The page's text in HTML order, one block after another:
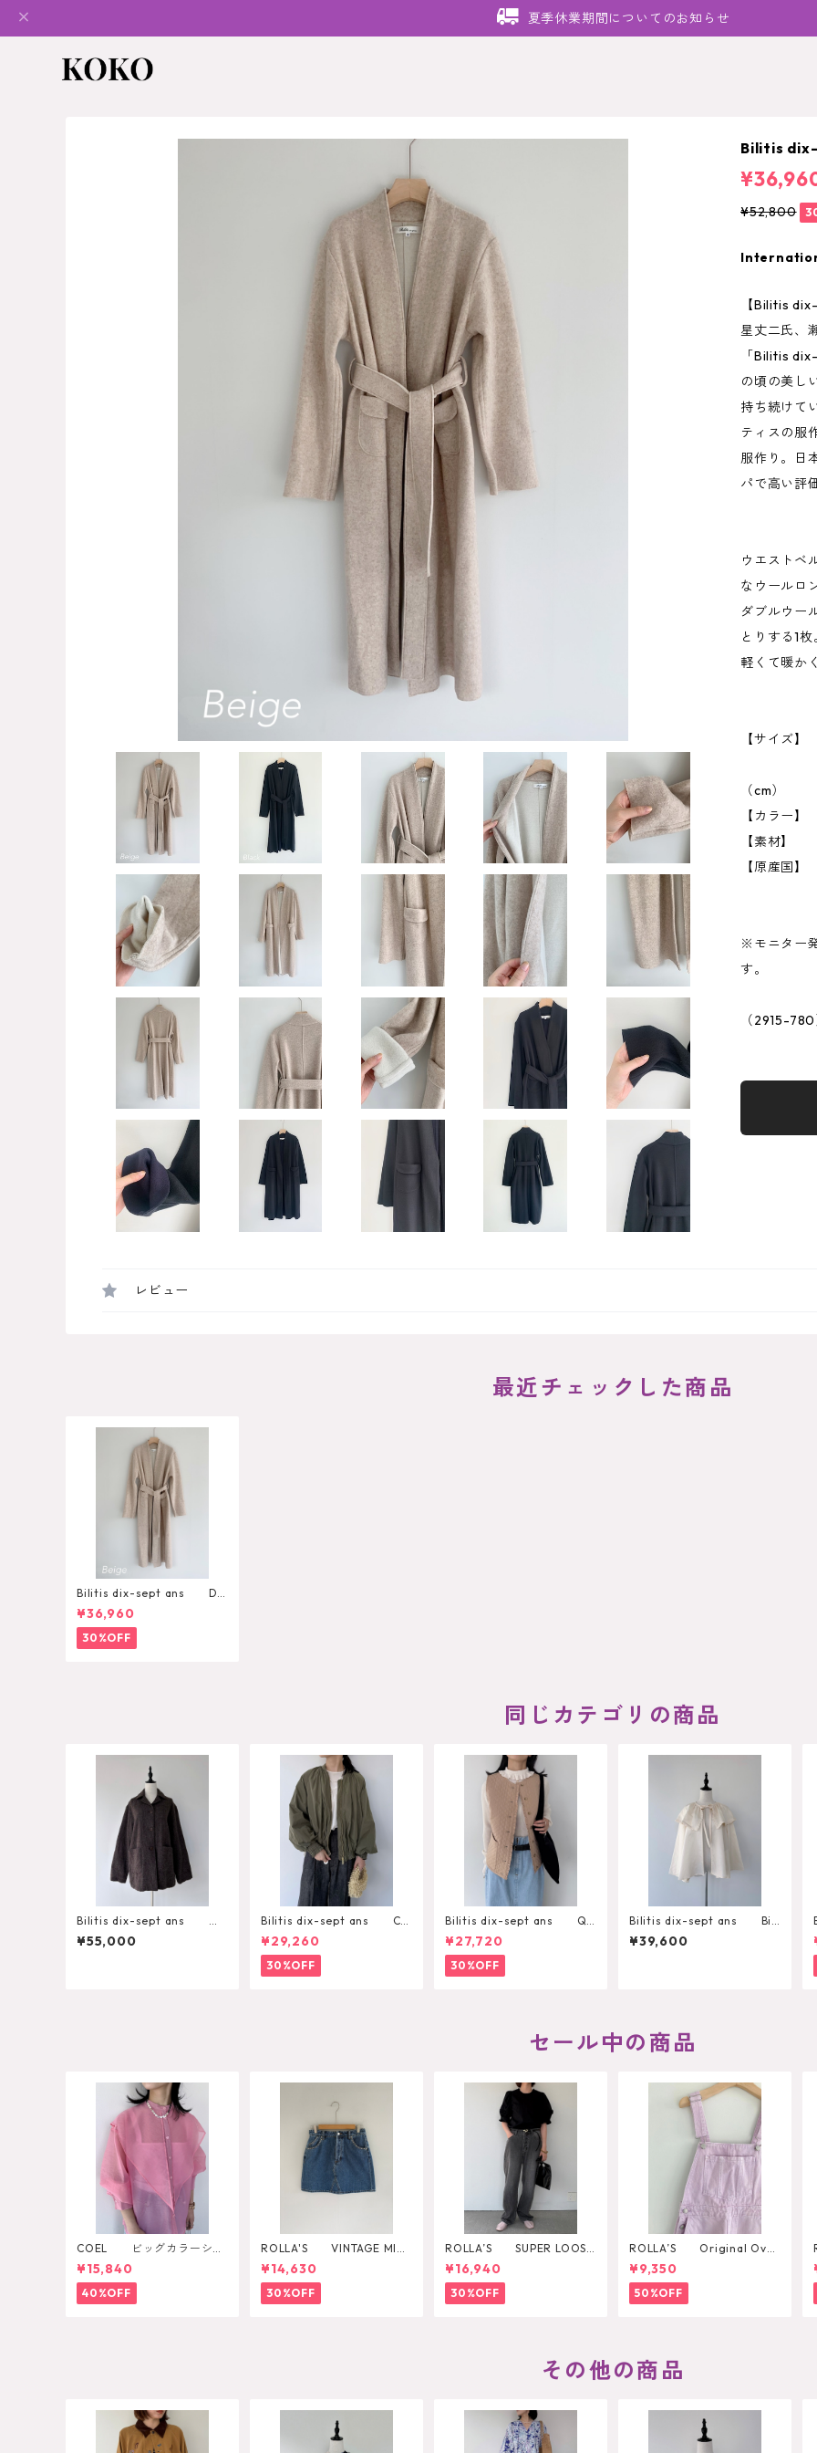
夏季休業期間についてのお知らせ
Bilitis
¥52,800
【Bilitis
星丈二氏、
「Bilitis
の頃の美し
持ち続けて
ティスの服
服作り。日
パで高い評
ウエストベ
なウールロ
ダブルウー
とりする1枚
軽くて暖か
【サイズ
（cm）
【カラー
【素材
【原産国
※モニター
す。
（2915-
レビュー
最近チェックした商品
Bilitis dix-sept ans Do
uble Wool Jersey Coat
¥36,960
30%OFF
同じカテゴリの商品
Bilitis dix-sept ans Wo
ol JK Coat
¥55,000
Bilitis dix-sept ans Co
zy MA-1 Blouson
¥29,260
30%OFF
Bilitis dix-sept ans Qu
ilting Vest
¥27,720
30%OFF
Bilitis dix-sept ans Big
Collar Cape
¥39,600
セール中の商品
COEL ビッグカラーシア
ーシャツ
¥15,840
40%OFF
ROLLA'S VINTAGE MINI
DAZZLER
¥14,630
30%OFF
ROLLA’S SUPER LOOSE
BLACK STONE
¥16,940
30%OFF
ROLLA’S Original Over
all
¥9,350
50%OFF
その他の商品